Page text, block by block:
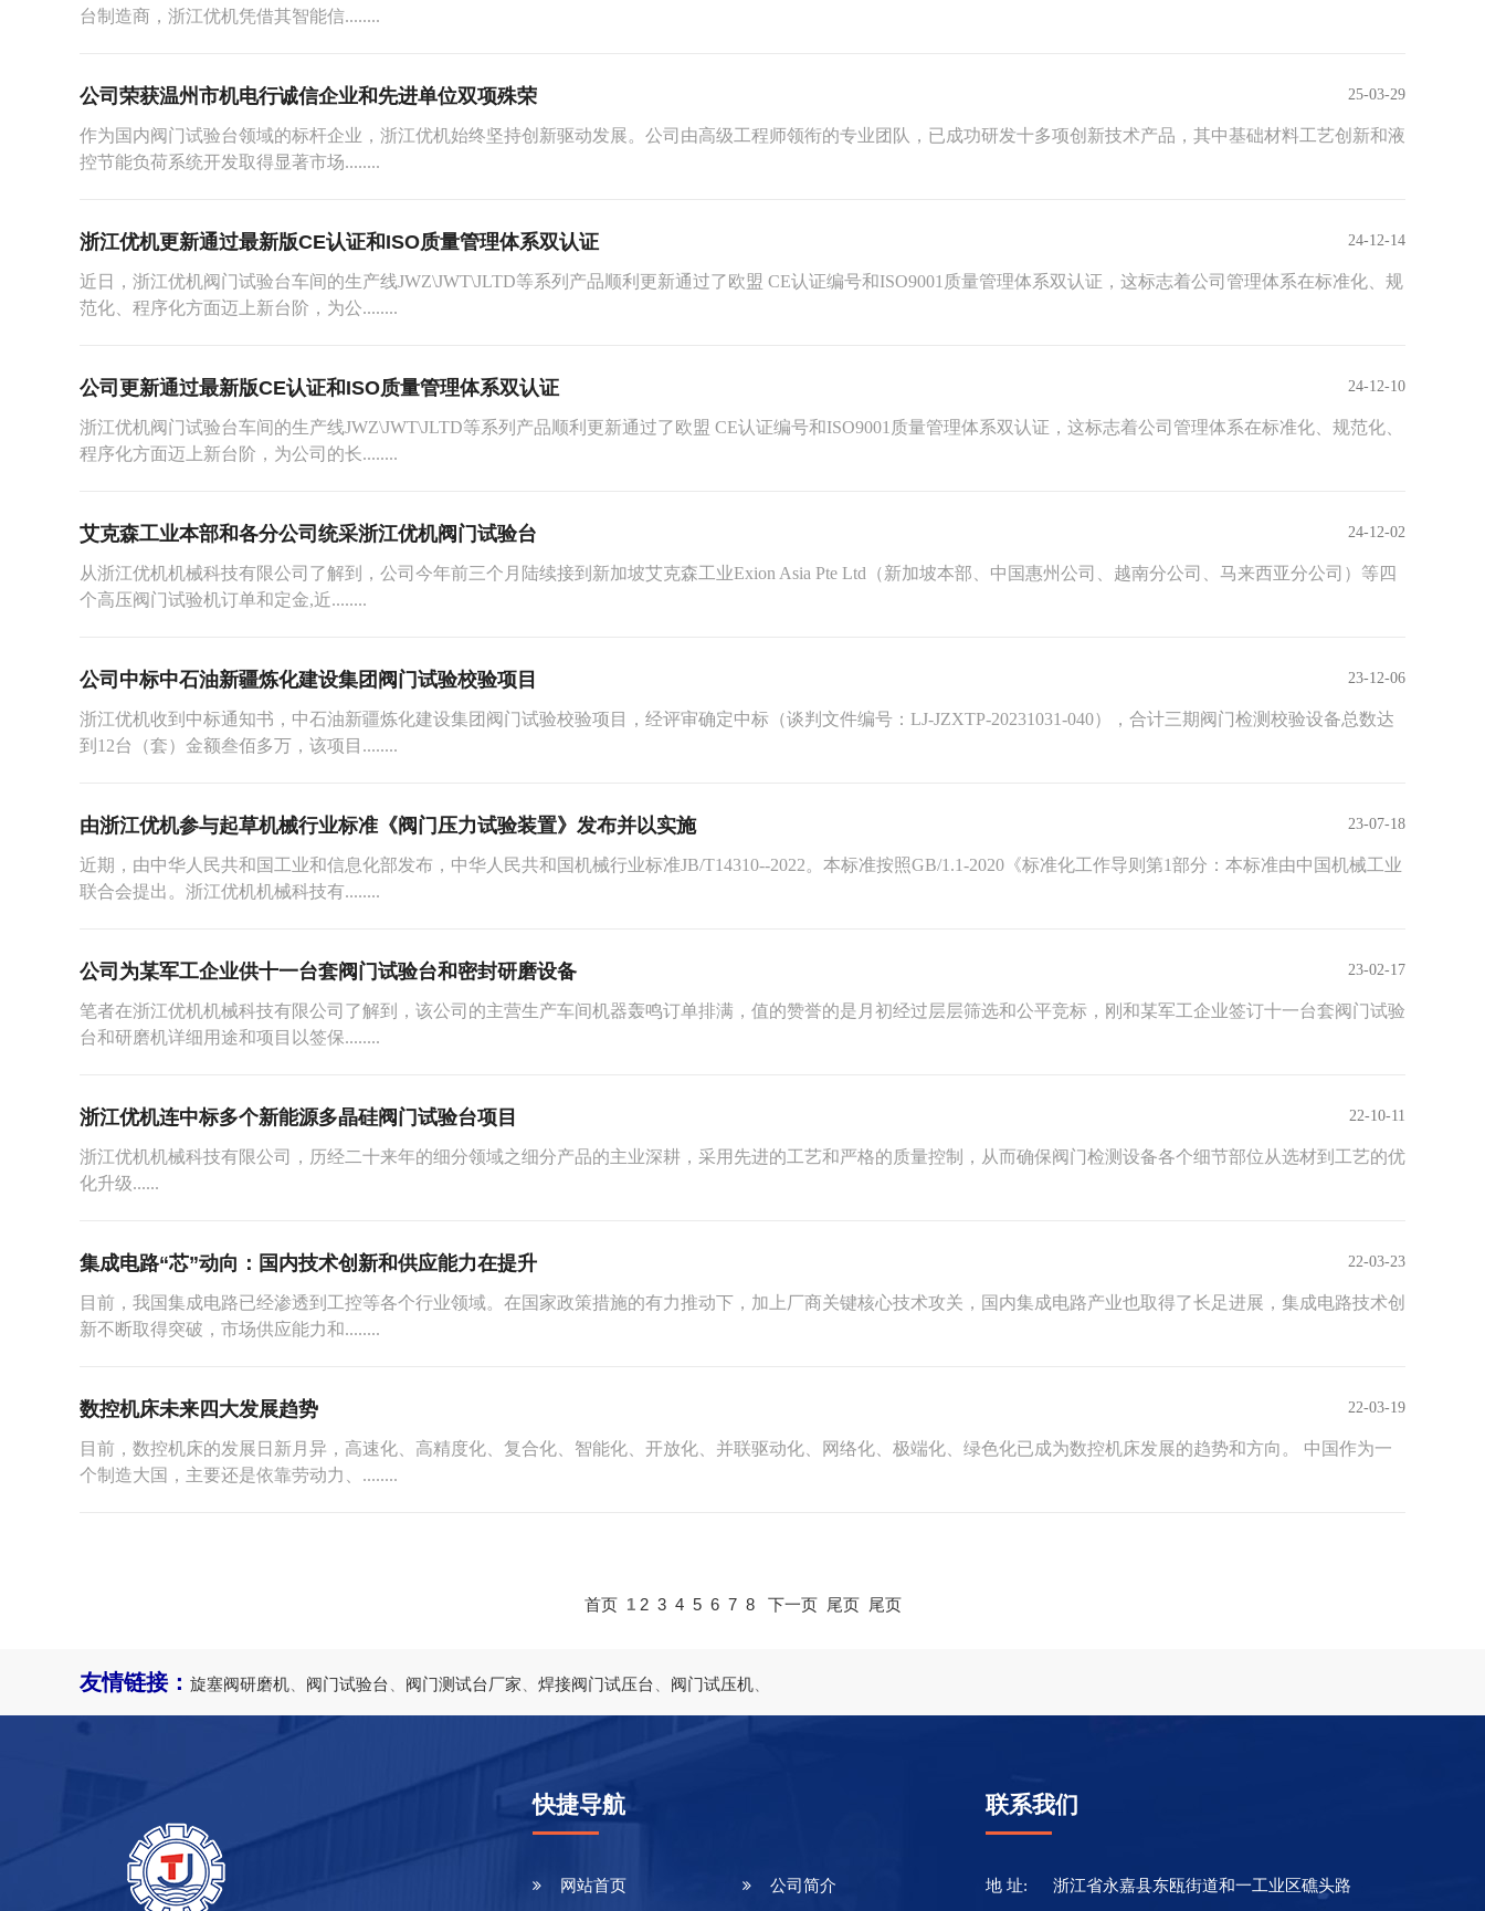
台制造商，浙江优机凭借其智能信........
25-03-29
公司荣获温州市机电行诚信企业和先进单位双项殊荣
作为国内阀门试验台领域的标杆企业，浙江优机始终坚持创新驱动发展。公司由高级工程师领衔的专业团队，已成功研发十多项创新技术产品，其中基础材料工艺创新和液
控节能负荷系统开发取得显著市场........
24-12-14
浙江优机更新通过最新版CE认证和ISO质量管理体系双认证
近日，浙江优机阀门试验台车间的生产线JWZ\JWT\JLTD等系列产品顺利更新通过了欧盟 CE认证编号和ISO9001质量管理体系双认证，这标志着公司管理体系在标准化、规
范化、程序化方面迈上新台阶，为公........
24-12-10
公司更新通过最新版CE认证和ISO质量管理体系双认证
浙江优机阀门试验台车间的生产线JWZ\JWT\JLTD等系列产品顺利更新通过了欧盟 CE认证编号和ISO9001质量管理体系双认证，这标志着公司管理体系在标准化、规范化、
程序化方面迈上新台阶，为公司的长........
24-12-02
艾克森工业本部和各分公司统采浙江优机阀门试验台
从浙江优机机械科技有限公司了解到，公司今年前三个月陆续接到新加坡艾克森工业Exion Asia Pte Ltd（新加坡本部、中国惠州公司、越南分公司、马来西亚分公司）等四
个高压阀门试验机订单和定金,近........
23-12-06
公司中标中石油新疆炼化建设集团阀门试验校验项目
浙江优机收到中标通知书，中石油新疆炼化建设集团阀门试验校验项目，经评审确定中标（谈判文件编号：LJ-JZXTP-20231031-040），合计三期阀门检测校验设备总数达
到12台（套）金额叁佰多万，该项目........
23-07-18
由浙江优机参与起草机械行业标准《阀门压力试验装置》发布并以实施
近期，由中华人民共和国工业和信息化部发布，中华人民共和国机械行业标准JB/T14310--2022。本标准按照GB/1.1-2020《标准化工作导则第1部分：本标准由中国机械工业
联合会提出。浙江优机机械科技有........
23-02-17
公司为某军工企业供十一台套阀门试验台和密封研磨设备
笔者在浙江优机机械科技有限公司了解到，该公司的主营生产车间机器轰鸣订单排满，值的赞誉的是月初经过层层筛选和公平竞标，刚和某军工企业签订十一台套阀门试验
台和研磨机详细用途和项目以签保........
22-10-11
浙江优机连中标多个新能源多晶硅阀门试验台项目
浙江优机机械科技有限公司，历经二十来年的细分领域之细分产品的主业深耕，采用先进的工艺和严格的质量控制，从而确保阀门检测设备各个细节部位从选材到工艺的优
化升级......
22-03-23
集成电路“芯”动向：国内技术创新和供应能力在提升
目前，我国集成电路已经渗透到工控等各个行业领域。在国家政策措施的有力推动下，加上厂商关键核心技术攻关，国内集成电路产业也取得了长足进展，集成电路技术创
新不断取得突破，市场供应能力和........
22-03-19
数控机床未来四大发展趋势
目前，数控机床的发展日新月异，高速化、高精度化、复合化、智能化、开放化、并联驱动化、网络化、极端化、绿色化已成为数控机床发展的趋势和方向。 中国作为一
个制造大国，主要还是依靠劳动力、........
首页 1 2 3 4 5 6 7 8 下一页 尾页 尾页
友情链接： 旋塞阀研磨机 阀门试验台 阀门测试台厂家 焊接阀门试压台 阀门试压机
快捷导航
网站首页 公司简介
联系我们
地 址: 浙江省永嘉县东瓯街道和一工业区礁头路